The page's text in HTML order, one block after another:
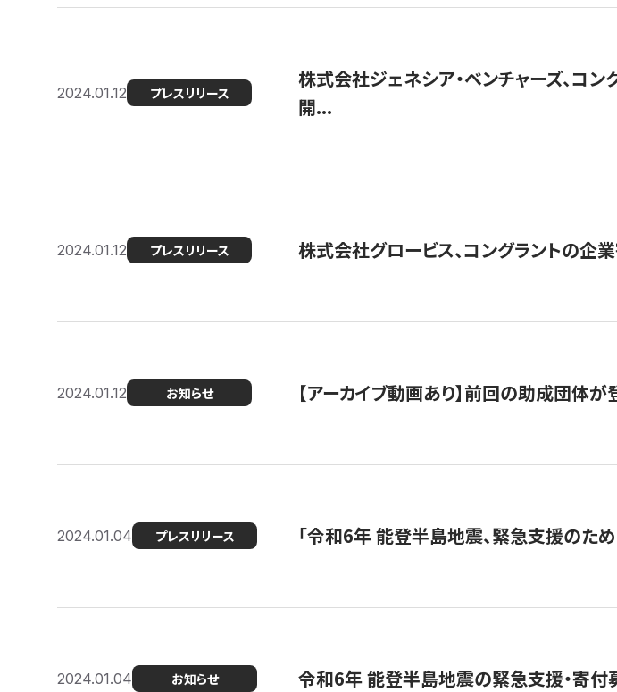
2024.01.12 プレスリリース
株式会社ジェネシア・ベンチャーズ、コ
開...
2024.01.12 プレスリリース 株式会社グロービス、コングラントの
2024.01.12 お知らせ 【アーカイブ動画あり】前回の助成団体
2024.01.04 プレスリリース 「令和6年 能登半島地震、緊急支援のた
2024.01.04 お知らせ 令和6年 能登半島地震の緊急支援・寄付